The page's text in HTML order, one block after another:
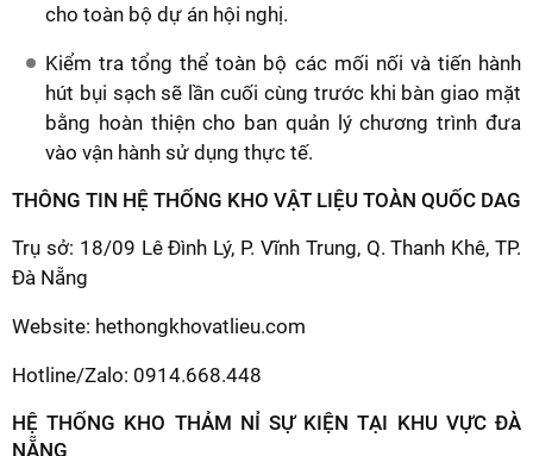
cho toàn bộ dự án hội nghị.
Kiểm tra tổng thể toàn bộ các mối nối và tiến hành
hút bụi sạch sẽ lần cuối cùng trước khi bàn giao mặt
bằng hoàn thiện cho ban quản lý chương trình đưa
vào vận hành sử dụng thực tế.
THÔNG TIN HỆ THỐNG KHO VẬT LIỆU TOÀN QUỐC DAG
Trụ sở: 18/09 Lê Đình Lý, P. Vĩnh Trung, Q. Thanh Khê, TP.
Đà Nẵng
Website: hethongkhovatlieu.com
Hotline/Zalo: 0914.668.448
HỆ THỐNG KHO THẢM NỈ SỰ KIỆN TẠI KHU VỰC ĐÀ
NẴNG